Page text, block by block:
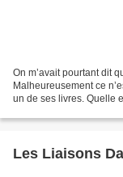
On m’avait pourtant dit
Malheureusement ce
un de ses livres. Quelle
Les Liaisons